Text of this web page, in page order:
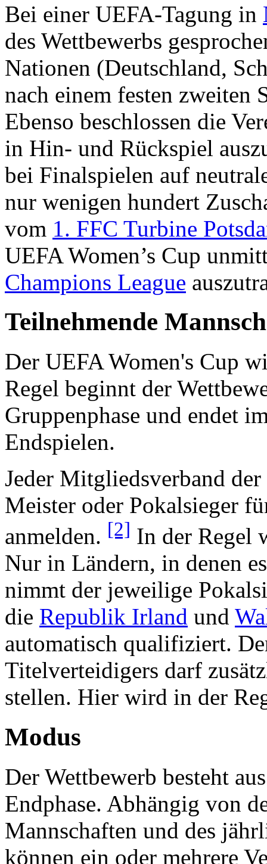
Bei einer UEFA-Tagung in
des Wettbewerbs
Nationen (Deutschland,
nach einem festen zweiten
Ebenso beschlossen die
in Hin- und Rückspiel
bei Finalspielen auf
nur wenigen hundert
vom 1. FFC Turbine
UEFA Women’s Cup
Champions League
Teilnehmende
Der UEFA Women's Cup
Regel beginnt der
Gruppenphase und endet
Endspielen.
Jeder Mitgliedsverband
Meister oder Pokalsieger
anmelden. [2] In der Regel
Nur in Ländern, in denen
nimmt der jeweilige
die Republik Irland und
automatisch qualifiziert.
Titelverteidigers darf
stellen. Hier wird in der
Modus
Der Wettbewerb besteht
Endphase. Abhängig von
Mannschaften und des
können ein oder mehrere